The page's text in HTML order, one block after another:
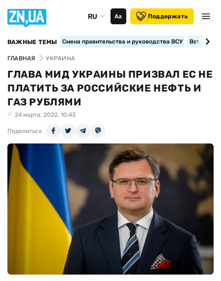
RU Аа Поддержать
ВАЖНЫЕ ТЕМЫ Смена правительства и руководства ВСУ
ГЛАВНАЯ УКРАИНА
ГЛАВА МИД УКРАИНЫ ПРИЗВАЛ ЕС НЕ
ПЛАТИТЬ ЗА РОССИЙСКИЕ НЕФТЬ И
ГАЗ РУБЛЯМИ
24 марта, 2022, 10:43
Поделиться